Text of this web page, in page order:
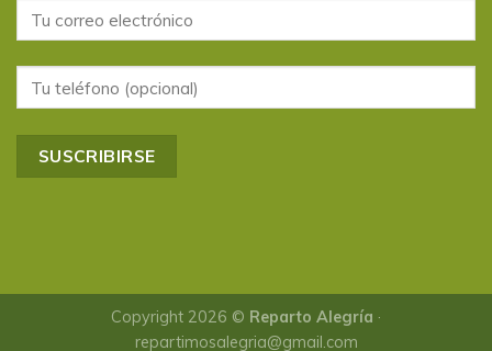
Copyright 2026 © Reparto Alegría ·
repartimosalegria@gmail.com